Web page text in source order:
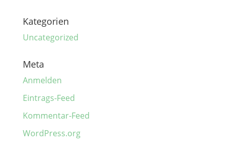
Kategorien
Uncategorized
Meta
Anmelden
Eintrags-Feed
Kommentar-Feed
WordPress.org